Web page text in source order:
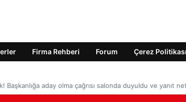
Firma Rehberi Forum Çerez Politikası
Başkanlığa aday olma çağrısı salonda duyuldu ve yanıt